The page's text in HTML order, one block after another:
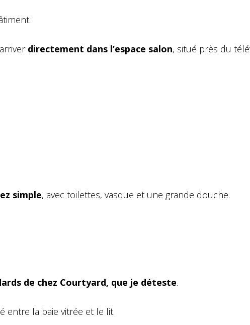
directement dans l’espace salon, situé près du
simple, avec toilettes, vasque et une grande douche.
de chez Courtyard, que je déteste.
entre la baie vitrée et le lit.